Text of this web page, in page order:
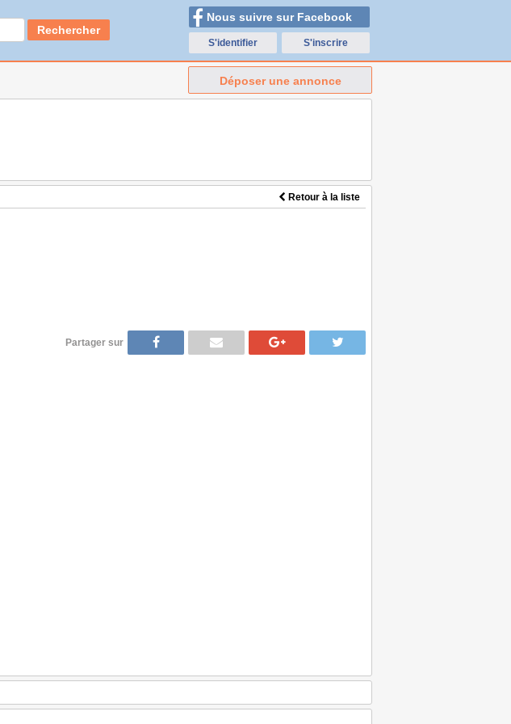
Rechercher
Nous suivre sur Facebook
S'identifier S'inscrire
Déposer une annonce
Retour à la liste
Partager sur